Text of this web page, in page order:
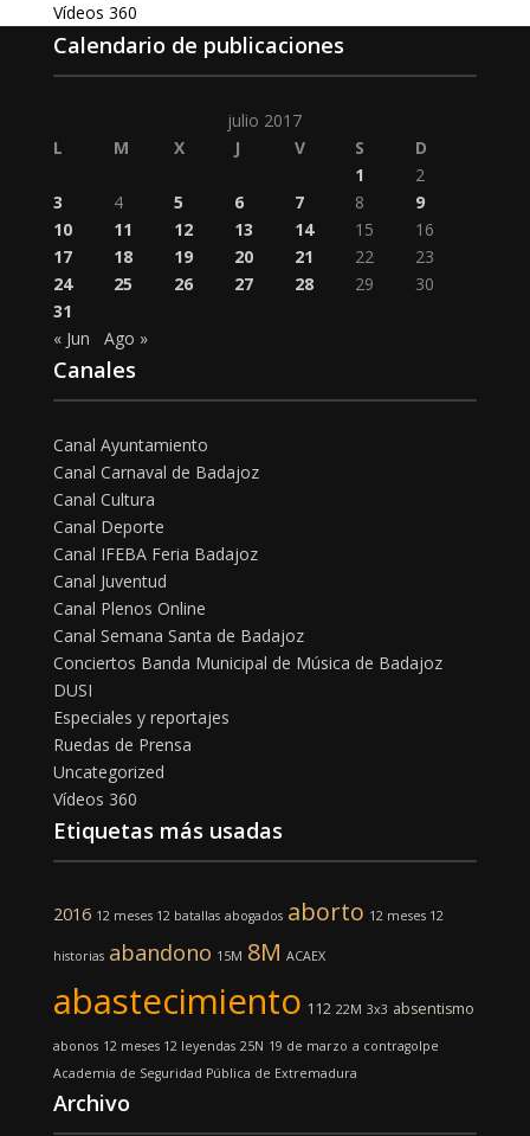
Vídeos 360
Calendario de publicaciones
julio 2017
L
M X J V S
D
1
2
3
4 5 6 7 8
9
10
11 12 13 14 15
16
17
18 19 20 21 22
23
24
25 26 27 28 29
30
31
« Jun
Ago »
Canales
Canal Ayuntamiento
Canal Carnaval de Badajoz
Canal Cultura
Canal Deporte
Canal IFEBA Feria Badajoz
Canal Juventud
Canal Plenos Online
Canal Semana Santa de Badajoz
Conciertos Banda Municipal de Música de Badajoz
DUSI
Especiales y reportajes
Ruedas de Prensa
Uncategorized
Vídeos 360
Etiquetas más usadas
2016 12 meses 12 batallas abogados aborto 12 meses 12
historias abandono 15M 8M ACAEX
abastecimiento 112 22M 3x3 absentismo
abonos 12 meses 12 leyendas 25N 19 de marzo a contragolpe
Academia de Seguridad Pública de Extremadura
Archivo